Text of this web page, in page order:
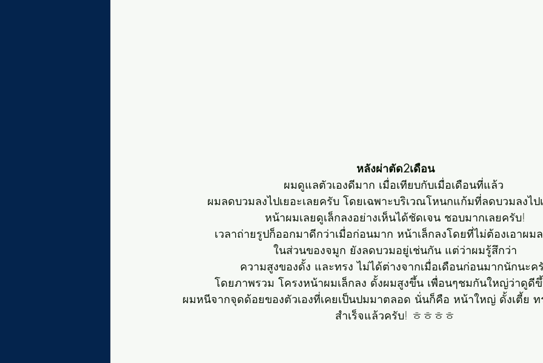
หลังผ่าตัด2เดือน
ผมดูแลตัวเองดีมาก เมื่อเทียบกับเมื่อเดือนที่แล้ว
ผมลดบวมลงไปเยอะเลยครับ โดยเฉพาะบริเวณโหนกแก้มที่ลดบวมลงไป
หน้าผมเลยดูเล็กลงอย่างเห็นได้ชัดเจน ชอบมากเลยครับ!
เวลาถ่ายรูปก็ออกมาดีกว่าเมื่อก่อนมาก หน้าเล็กลงโดยที่ไม่ต้องเอาผม
ในส่วนของจมูก ยังลดบวมอยู่เช่นกัน แต่ว่าผมรู้สึกว่า
ความสูงของดั้ง และทรง ไม่ได้ต่างจากเมื่อเดือนก่อนมากนักนะค
โดยภาพรวม โครงหน้าผมเล็กลง ดั้งผมสูงขึ้น เพื่อนๆชมกันใหญ่ว่าดูดี
ผมหนีจากจุดด้อยของตัวเองที่เคยเป็นปมมาตลอด นั่นก็คือ หน้าใหญ่ ดั้งเตี้ย ท
สำเร็จแล้วครับ! ㅎㅎㅎㅎ